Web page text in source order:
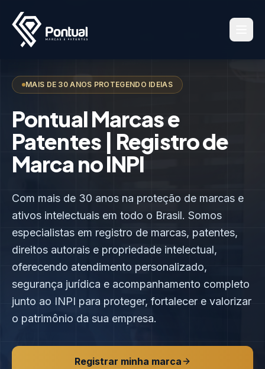
MAIS DE 30 ANOS PROTEGENDO IDEIAS
Pontual Marcas e
Patentes | Registro de
Marca no INPI
Com mais de 30 anos na proteção de marcas e
ativos intelectuais em todo o Brasil. Somos
especialistas em registro de marcas, patentes,
direitos autorais e propriedade intelectual,
oferecendo atendimento personalizado,
segurança jurídica e acompanhamento completo
junto ao INPI para proteger, fortalecer e valorizar
o patrimônio da sua empresa.
Registrar minha marca